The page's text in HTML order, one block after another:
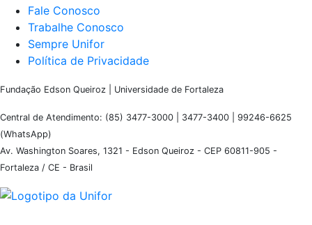
Fale Conosco
Trabalhe Conosco
Sempre Unifor
Política de Privacidade
Fundação Edson Queiroz | Universidade de Fortaleza
Central de Atendimento: (85) 3477-3000 | 3477-3400 | 99246-6625
(WhatsApp)
Av. Washington Soares, 1321 - Edson Queiroz - CEP 60811-905 -
Fortaleza / CE - Brasil